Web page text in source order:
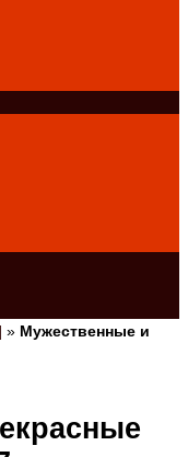
» Мужественные и